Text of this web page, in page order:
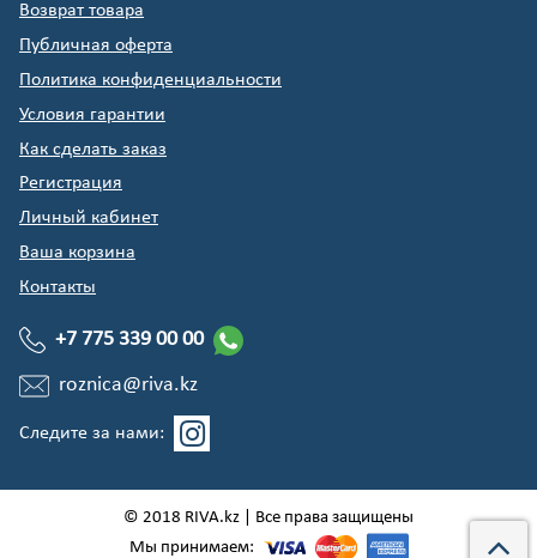
Возврат товара
Публичная оферта
Политика конфиденциальности
Условия гарантии
Как сделать заказ
Регистрация
Личный кабинет
Ваша корзина
Контакты
+7 775 339 00 00
roznica@riva.kz
Следите за нами:
© 2018 RIVA.kz | Все права защищены
Мы принимаем: